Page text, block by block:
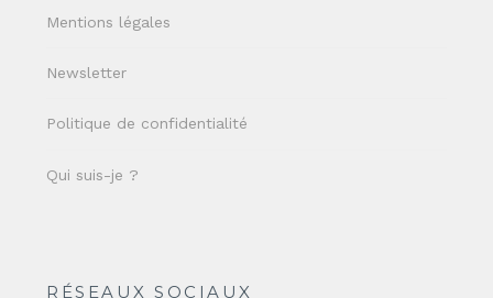
Mentions légales
Newsletter
Politique de confidentialité
Qui suis-je ?
RÉSEAUX SOCIAUX